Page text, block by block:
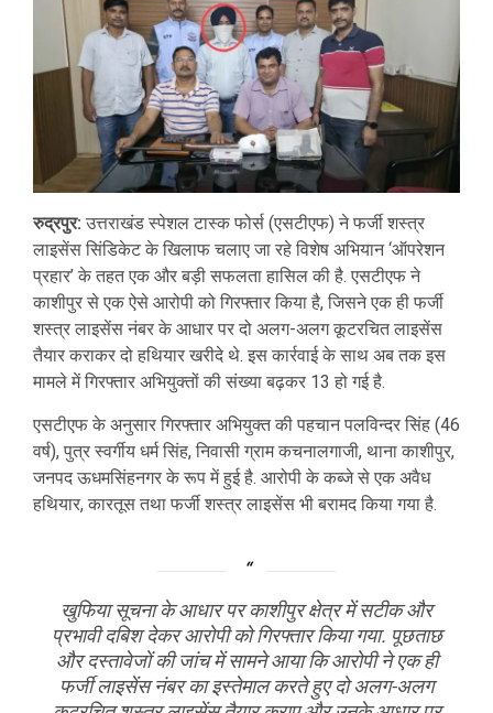
रुद्रपुर: उत्तराखंड स्पेशल टास्क फोर्स (एसटीएफ) ने फर्जी शस्त्र
लाइसेंस सिंडिकेट के खिलाफ चलाए जा रहे विशेष अभियान ‘ऑपरेशन
प्रहार’ के तहत एक और बड़ी सफलता हासिल की है. एसटीएफ ने
काशीपुर से एक ऐसे आरोपी को गिरफ्तार किया है, जिसने एक ही फर्जी
शस्त्र लाइसेंस नंबर के आधार पर दो अलग-अलग कूटरचित लाइसेंस
तैयार कराकर दो हथियार खरीदे थे. इस कार्रवाई के साथ अब तक इस
मामले में गिरफ्तार अभियुक्तों की संख्या बढ़कर 13 हो गई है.
एसटीएफ के अनुसार गिरफ्तार अभियुक्त की पहचान पलविन्दर सिंह (46
वर्ष), पुत्र स्वर्गीय धर्म सिंह, निवासी ग्राम कचनालगाजी, थाना काशीपुर,
जनपद ऊधमसिंहनगर के रूप में हुई है. आरोपी के कब्जे से एक अवैध
हथियार, कारतूस तथा फर्जी शस्त्र लाइसेंस भी बरामद किया गया है.
खुफिया सूचना के आधार पर काशीपुर क्षेत्र में सटीक और
प्रभावी दबिश देकर आरोपी को गिरफ्तार किया गया. पूछताछ
और दस्तावेजों की जांच में सामने आया कि आरोपी ने एक ही
फर्जी लाइसेंस नंबर का इस्तेमाल करते हुए दो अलग-अलग